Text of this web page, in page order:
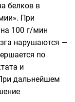
белков в
При
100 г/мин
нарушаются —
по
и
дальнейшем